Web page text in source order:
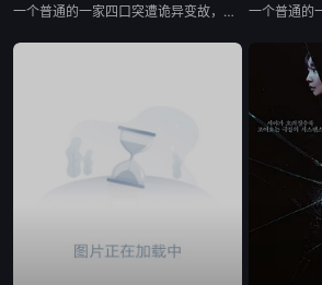
一个普通的一家四口突遭诡异变故，被困在自家房屋中超过 1000 天无法出门。在资源消耗殆尽与未知神秘威胁的双重逼迫下，一家人必须想方设法联手求生，打破这间禁锢生命的困局。